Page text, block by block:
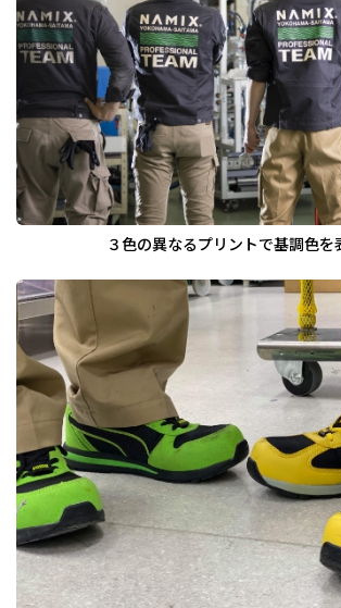
３色の異なるプリントで基調色を